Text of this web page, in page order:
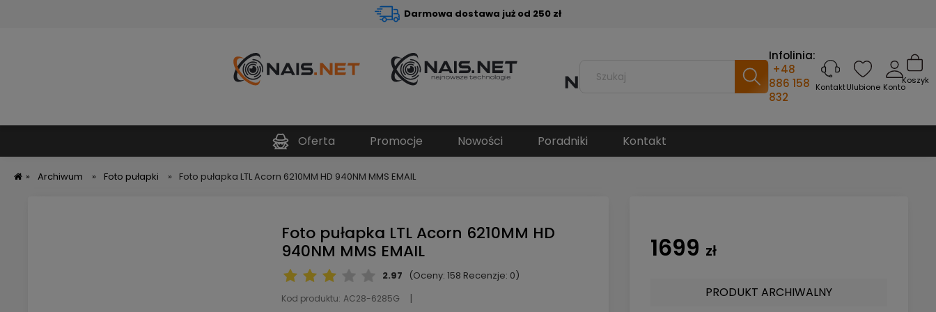
Darmowa dostawa już od 250 zł
Infolinia:
+48
886 158
832
Koszyk
Konto
Ulubione
Kontakt
Oferta Promocje Nowości Poradniki Kontakt
» Archiwum » Foto pułapki » Foto pułapka LTL Acorn 6210MM HD 940NM MMS EMAIL
Foto pułapka LTL Acorn 6210MM HD
940NM MMS EMAIL
2.97 (Oceny: 158 Recenzje: 0)
Kod produktu: AC28-6285G
1699 zł
PRODUKT ARCHIWALNY